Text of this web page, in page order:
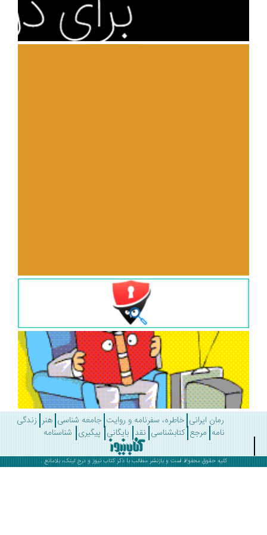
رمان ایرانی خاطره، سفرنامه و روایت جامعه شناسی هنر زندگی
مرجع کتابشناسی نقد بایگانی پیگیری شناسنامه
کلیه حقوق محفوظ است و بازنشر مطالب با ذکرکتاب نیوز و درج لینک، بلامانع .